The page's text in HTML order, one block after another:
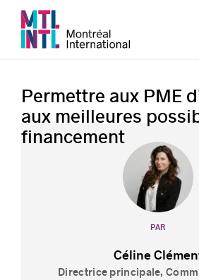
Permettre aux PME
aux meilleures
financement
PAR
Céline
Directrice principale,